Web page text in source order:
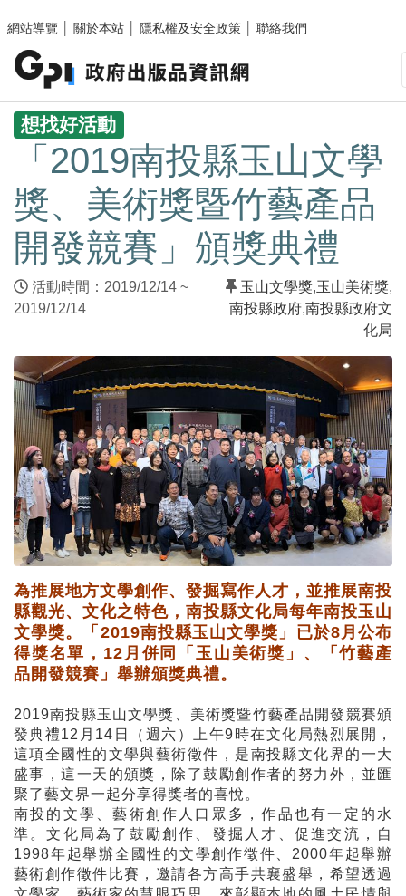
網站導覽
關於本站 隱私權及安全政策 聯絡我們
:::
想找好活動
「2019南投縣玉山文學
獎、美術獎暨竹藝產品
開發競賽」頒獎典禮
活動時間：2019/12/14 ~
2019/12/14
玉山文學獎,玉山美術獎,
南投縣政府,南投縣政府文
化局
為推展地方文學創作、發掘寫作人才，並推展南投
縣觀光、文化之特色，南投縣文化局每年南投玉山
文學獎。「2019南投縣玉山文學獎」已於8月公布
得獎名單，12月併同「玉山美術獎」、「竹藝產
品開發競賽」舉辦頒獎典禮。
2019南投縣玉山文學獎、美術獎暨竹藝產品開發競賽頒
發典禮12月14日（週六）上午9時在文化局熱烈展開，
這項全國性的文學與藝術徵件，是南投縣文化界的一大
盛事，這一天的頒獎，除了鼓勵創作者的努力外，並匯
聚了藝文界一起分享得獎者的喜悅。
南投的文學、藝術創作人口眾多，作品也有一定的水
準。文化局為了鼓勵創作、發掘人才、促進交流，自
1998年起舉辦全國性的文學創作徵件、2000年起舉辦
藝術創作徵件比賽，邀請各方高手共襄盛舉，希望透過